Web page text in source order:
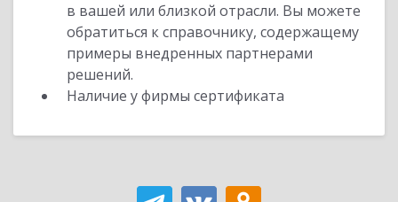
в вашей или близкой отрасли. Вы можете
обратиться к справочнику, содержащему
примеры внедренных партнерами
решений.
Наличие у фирмы сертификата